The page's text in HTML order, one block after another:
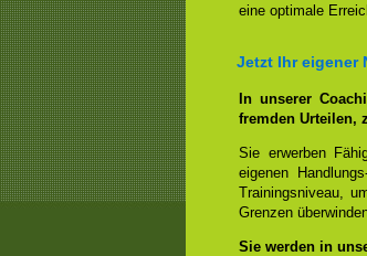
eine optimale
Jetzt Ihr eigener
In unserer
fremden Urteilen,
Sie erwerben
eigenen
Trainingsniveau,
Grenzen
Sie werden in